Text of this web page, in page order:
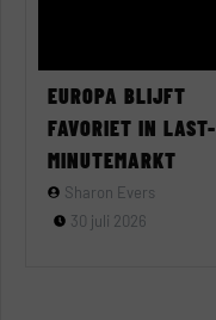
EUROPA BLIJFT
FAVORIET IN LAST-
MINUTEMARKT
Sharon Evers
30 juli 2026